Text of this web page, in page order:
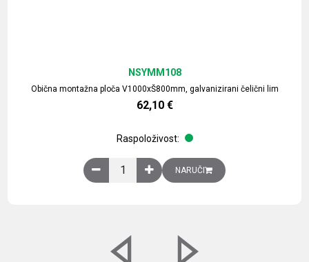
Obična montažna ploča V1000xŠ800mm, galvanizirani čelični lim
NSYMM108
62,10 €
Raspoloživost:
Obična montažna ploča V1000xŠ800mm,
NARUČI